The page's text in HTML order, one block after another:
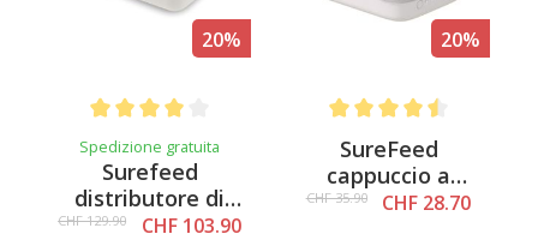
20%
Spedizione gratuita
Surefeed
distributore di
cibo, ermetico
CHF 129.90 CHF 103.90
20%
SureFeed
cappuccio a
innesto per
CHF 35.90 CHF 28.70